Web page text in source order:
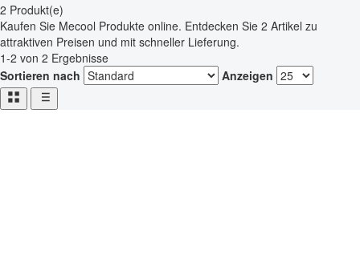
2 Produkt(e)
Kaufen Sie Mecool Produkte online. Entdecken Sie 2 Artikel zu
attraktiven Preisen und mit schneller Lieferung.
1-2 von 2 Ergebnisse
Sortieren nach
Anzeigen